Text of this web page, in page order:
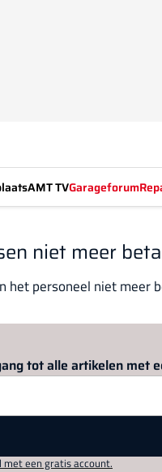
AMT TVGarageforum
niet meer
het personeel niet
tot alle artikelen met
een gratis account.